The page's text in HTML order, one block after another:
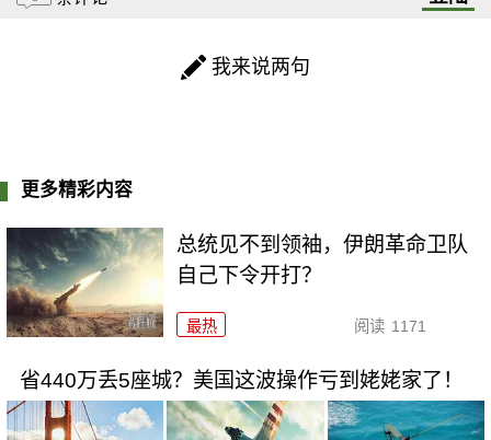
我来说两句
更多精彩内容
总统见不到领袖，伊朗革命卫队
自己下令开打？
最热 阅读 1171
省440万丢5座城？美国这波操作亏到姥姥家了！